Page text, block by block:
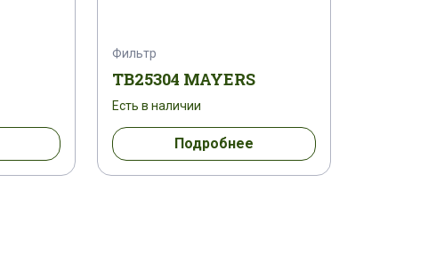
Фильтр
TB25304 MAYERS
Есть в наличии
Подробнее